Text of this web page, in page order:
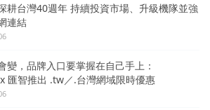
耕台灣40週年 持續投資市場、升級機隊並強
連結
變，品牌入口要掌握在自己手上：
匯智推出 .tw／.台灣網域限時優惠